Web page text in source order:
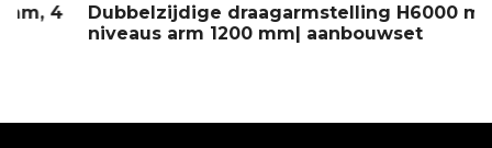
Dubbelzijdige draagarmstelling H6000 mm, 5
niveaus arm 1200 mm| aanbouwset